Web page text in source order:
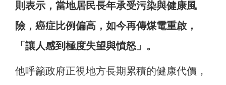
則表示，當地居民長年承受污染與健康風
險，癌症比例偏高，如今再傳煤電重啟，
「讓人感到極度失望與憤怒」。
他呼籲政府正視地方長期累積的健康代價，